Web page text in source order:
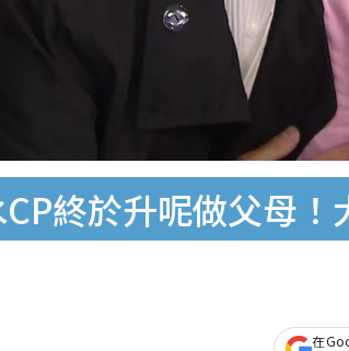
終於升呢做父母
在